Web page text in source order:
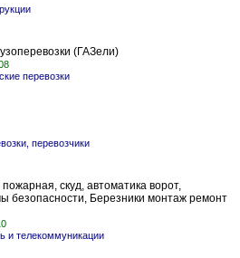
(ГАЗели)
перевозки
перевозчики
скуд, автоматика ворот,
безопасности, Березники монтаж ремонт
и телекоммуникации